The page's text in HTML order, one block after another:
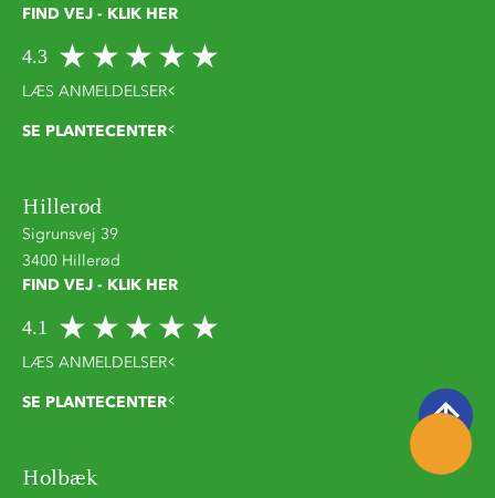
FIND VEJ - KLIK HER
4.3
LÆS ANMELDELSER
SE PLANTECENTER
Hillerød
Sigrunsvej 39
3400 Hillerød
FIND VEJ - KLIK HER
4.1
LÆS ANMELDELSER
SE PLANTECENTER
Holbæk